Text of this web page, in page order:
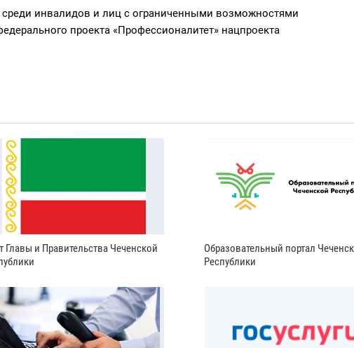
инвалидов и лиц с ограниченными возможностями
проекта «Профессионалитет» нацпроекта
Главы и Правительства Чеченской
Образовательный портал
Республики